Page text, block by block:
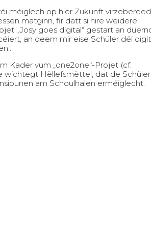
méiglech op hier Zukunft
matginn, fir datt si hire weidere
„Josy goes digital“ gestart an
an deem mir eise Schüler déi
Kader vum „one2one“-Projet (cf.
wichtegt Hëllefsmëttel, dat de
am Schoulhalen erméiglecht.